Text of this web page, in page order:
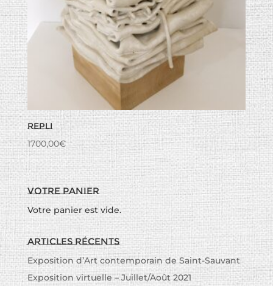
Repli
1700,00€
Votre panier
Votre panier est vide.
Articles récents
Exposition d’Art contemporain de Saint-Sauvant
Exposition virtuelle – Juillet/Août 2021